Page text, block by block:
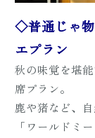
◇普通じゃ
エプラン
秋の味覚を堪
席プラン。
鹿や猪など、
「ワールドミ